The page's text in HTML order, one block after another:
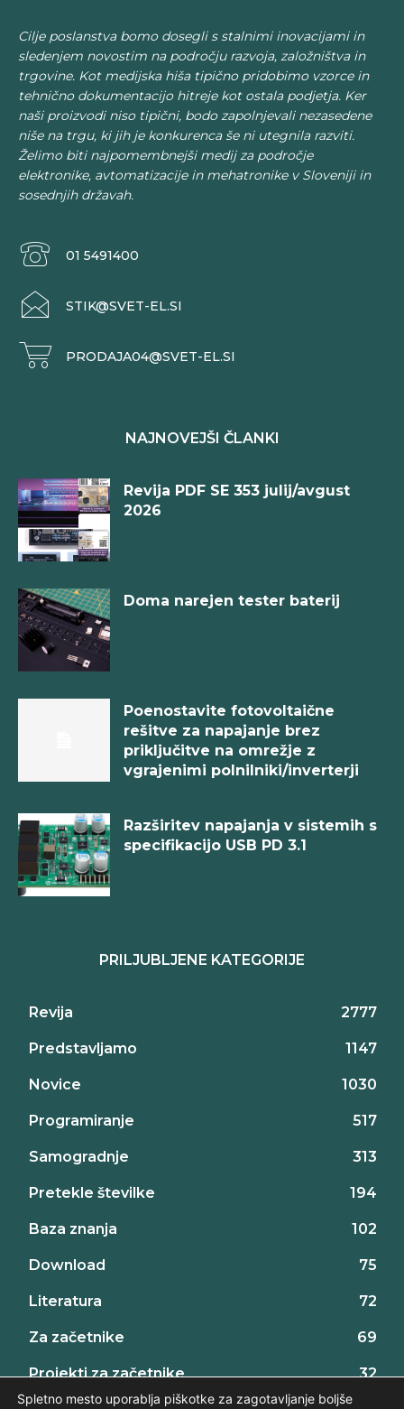
Cilje poslanstva bomo dosegli s stalnimi inovacijami in
sledenjem novostim na področju razvoja, založništva in
trgovine. Kot medijska hiša tipično pridobimo vzorce in
tehnično dokumentacijo hitreje kot ostala podjetja. Ker
naši proizvodi niso tipični, bodo zapolnjevali nezasedene
niše na trgu, ki jih je konkurenca še ni utegnila razviti.
Želimo biti najpomembnejši medij za področje
elektronike, avtomatizacije in mehatronike v Sloveniji in
sosednjih državah.
01 5491400
STIK@SVET-EL.SI
PRODAJA04@SVET-EL.SI
NAJNOVEJŠI ČLANKI
Revija PDF SE 353 julij/avgust
2026
Doma narejen tester baterij
Poenostavite fotovoltaične
rešitve za napajanje brez
priključitve na omrežje z
vgrajenimi polnilniki/inverterji
Razširitev napajanja v sistemih s
specifikacijo USB PD 3.1
PRILJUBLJENE KATEGORIJE
Revija 2777
Predstavljamo 1147
Novice 1030
Programiranje 517
Samogradnje 313
Pretekle številke 194
Baza znanja 102
Download 75
Literatura 72
Za začetnike 69
Projekti za začetnike 32
Spletno mesto uporablja piškotke za zagotavljanje boljše